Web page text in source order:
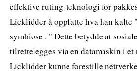
effektive ruting-teknologi for
Licklidder å oppfatte hva han kalte
symbiose . " Dette betydde at
tilrettelegges via en datamaskin i et
Licklidder kunne forestille